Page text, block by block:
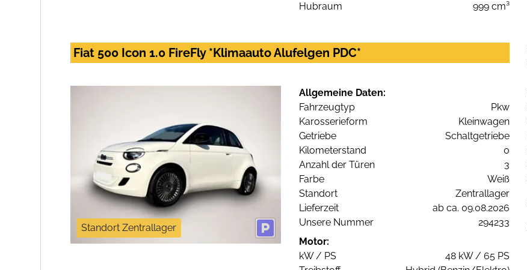
Hubraum
999 cm³
Fiat 500 Icon 1.0 FireFly *Klimaauto Alufelgen PDC*
Standort Zentrallager
Allgemeine Daten:
Fahrzeugtyp
Pkw
Karosserieform
Kleinwagen
Getriebe
Schaltgetriebe
Kilometerstand
0
Anzahl der Türen
3
Farbe
Weiß
Standort
Zentrallager
Lieferzeit
ab ca. 09.08.2026
Unsere Nummer
294233
Motor:
kW / PS
48 kW / 65 PS